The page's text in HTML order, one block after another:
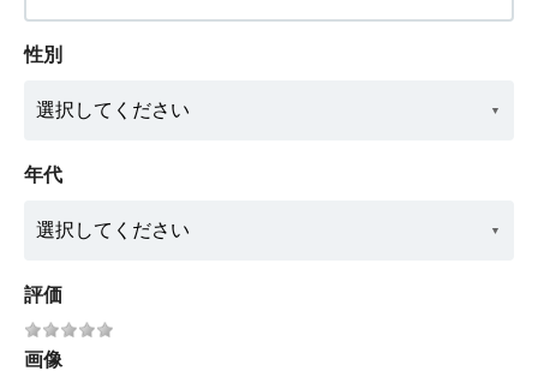
性別
年代
評価
画像